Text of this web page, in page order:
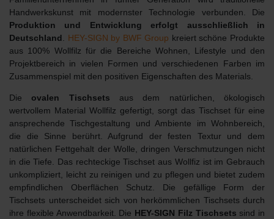
Handwerkskunst mit modernster Technologie verbunden. Die
Produktion und Entwicklung erfolgt ausschließlich in
Deutschland. HEY-SIGN by BWF Group kreiert schöne Produkte
aus 100% Wollfilz für die Bereiche Wohnen, Lifestyle und den
Projektbereich in vielen Formen und verschiedenen Farben im
Zusammenspiel mit den positiven Eigenschaften des Materials.
Die ovalen Tischsets aus dem natürlichen, ökologisch
wertvollem Material Wollfilz gefertigt, sorgt das Tischset für eine
ansprechende Tischgestaltung und Ambiente im Wohnbereich,
die die Sinne berührt. Aufgrund der festen Textur und dem
natürlichen Fettgehalt der Wolle, dringen Verschmutzungen nicht
in die Tiefe. Das rechteckige Tischset aus Wollfiz ist im Gebrauch
unkompliziert, leicht zu reinigen und zu pflegen und bietet zudem
empfindlichen Oberflächen Schutz. Die gefällige Form der
Tischsets unterscheidet sich von herkömmlichen Tischsets durch
ihre flexible Anwendbarkeit. Die HEY-SIGN Filz Tischsets sind in